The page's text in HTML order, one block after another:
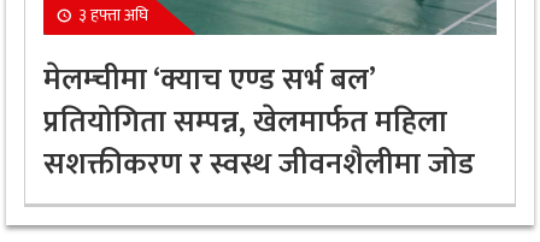
३ हफ्ता अघि
मेलम्चीमा ‘क्याच एण्ड सर्भ बल’
प्रतियोगिता सम्पन्न, खेलमार्फत महिला
सशक्तीकरण र स्वस्थ जीवनशैलीमा जोड